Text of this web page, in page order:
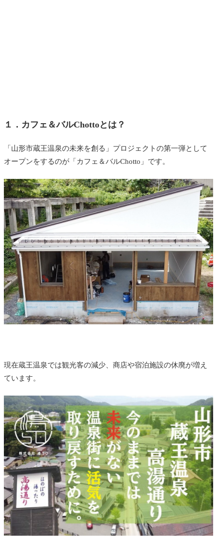
１． カフェ＆バルChottoとは？
「山形市蔵王温泉の未来を創る」プロジェクトの第一弾として
オープンをするのが「カフェ＆バルChotto」です。
現在蔵王温泉では観光客の減少、商店や宿泊施設の休廃が増え
ています。